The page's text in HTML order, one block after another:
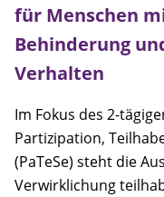
für Menschen
Behinderung
Verhalten
Im Fokus des 2-
Partizipation,
(PaTeSe) steht die
Verwirklichung